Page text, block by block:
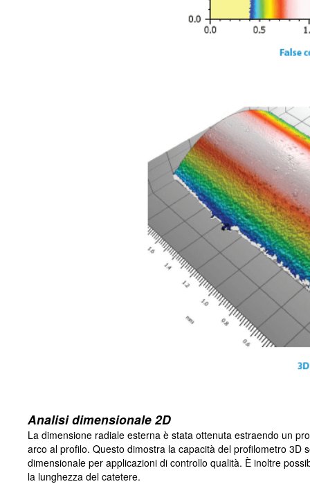
Analisi dimensionale 2D
La dimensione radiale esterna è stata ottenuta estraendo un
arco al profilo. Questo dimostra la capacità del profilometro 3D
dimensionale per applicazioni di controllo qualità. È inoltre
la lunghezza del catetere.